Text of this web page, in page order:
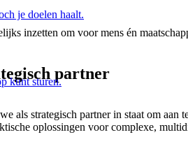
je doelen haalt.
kunt sturen.
inzetten om voor mens én
partner
als strategisch partner in staat om
oplossingen voor complexe,